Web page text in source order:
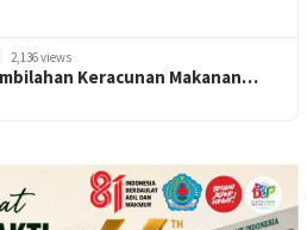
2,136 views
Keracunan Makanan…